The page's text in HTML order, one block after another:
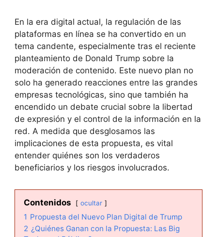
En la era digital actual, la regulación de las
plataformas en línea se ha convertido en un
tema candente, especialmente tras el reciente
planteamiento de Donald Trump sobre la
moderación de contenido. Este nuevo plan no
solo ha generado reacciones entre las grandes
empresas tecnológicas, sino que también ha
encendido un debate crucial sobre la libertad
de expresión y el control de la información en la
red. A medida que desglosamos las
implicaciones de esta propuesta, es vital
entender quiénes son los verdaderos
beneficiarios y los riesgos involucrados.
Contenidos ocultar
1 Propuesta del Nuevo Plan Digital de Trump
2 ¿Quiénes Ganan con la Propuesta: Las Big